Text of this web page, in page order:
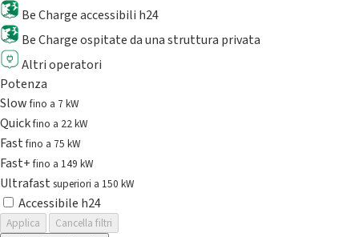
Be Charge accessibili h24
Be Charge ospitate da una struttura privata
Altri operatori
Potenza
Slowfino a 7 kW
Quickfino a 22 kW
Fastfino a 75 kW
Fast+fino a 149 kW
Ultrafast superiori a 150 kW
Accessibile h24
Applica
Cancella filtri